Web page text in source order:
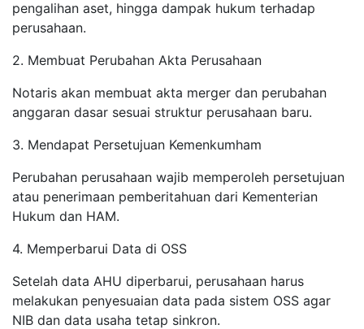
pengalihan aset, hingga dampak hukum terhadap
perusahaan.
2. Membuat Perubahan Akta Perusahaan
Notaris akan membuat akta merger dan perubahan
anggaran dasar sesuai struktur perusahaan baru.
3. Mendapat Persetujuan Kemenkumham
Perubahan perusahaan wajib memperoleh persetujuan
atau penerimaan pemberitahuan dari Kementerian
Hukum dan HAM.
4. Memperbarui Data di OSS
Setelah data AHU diperbarui, perusahaan harus
melakukan penyesuaian data pada sistem OSS agar
NIB dan data usaha tetap sinkron.